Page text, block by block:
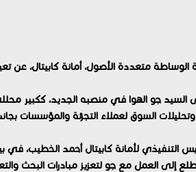
الوساطة متعددة الأصول، أمانة كابيتال،
جو الهوا في منصبه الجديد، ككبير
السوق لعملاء التجزئة والمؤسسات
التنفيذي لأمانة كابيتال أحمد الخطيب، في
إلى العمل مع جو لتعزيز مبادرات البحث